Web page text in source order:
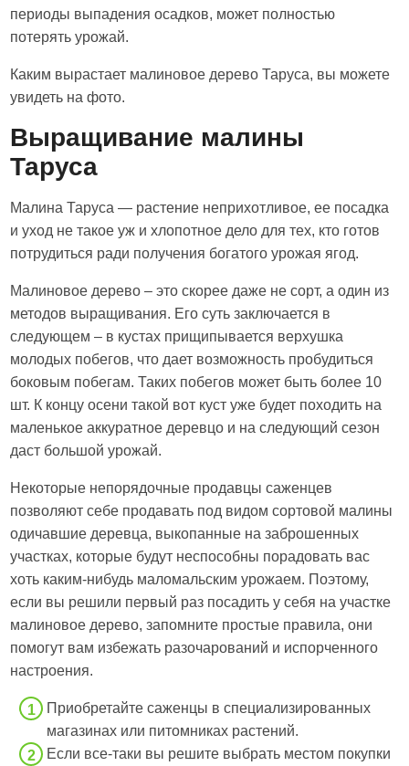
периоды выпадения осадков, может полностью
потерять урожай.
Каким вырастает малиновое дерево Таруса, вы можете
увидеть на фото.
Выращивание малины
Таруса
Малина Таруса — растение неприхотливое, ее посадка
и уход не такое уж и хлопотное дело для тех, кто готов
потрудиться ради получения богатого урожая ягод.
Малиновое дерево – это скорее даже не сорт, а один из
методов выращивания. Его суть заключается в
следующем – в кустах прищипывается верхушка
молодых побегов, что дает возможность пробудиться
боковым побегам. Таких побегов может быть более 10
шт. К концу осени такой вот куст уже будет походить на
маленькое аккуратное деревцо и на следующий сезон
даст большой урожай.
Некоторые непорядочные продавцы саженцев
позволяют себе продавать под видом сортовой малины
одичавшие деревца, выкопанные на заброшенных
участках, которые будут неспособны порадовать вас
хоть каким-нибудь маломальским урожаем. Поэтому,
если вы решили первый раз посадить у себя на участке
малиновое дерево, запомните простые правила, они
помогут вам избежать разочарований и испорченного
настроения.
Приобретайте саженцы в специализированных
магазинах или питомниках растений.
Если все-таки вы решите выбрать местом покупки